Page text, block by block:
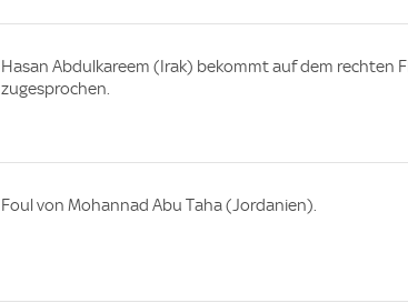
Hasan Abdulkareem (Irak) bekommt auf dem rechten
zugesprochen.
Foul von Mohannad Abu Taha (Jordanien).